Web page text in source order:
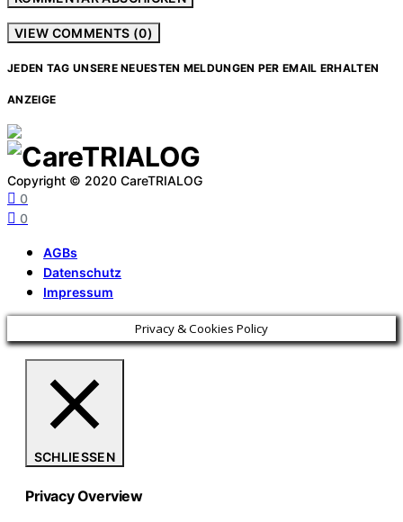
VIEW COMMENTS (0)
JEDEN TAG UNSERE NEUESTEN MELDUNGEN PER EMAIL ERHALTEN
ANZEIGE
Copyright © 2020 CareTRIALOG
0
0
AGBs
Datenschutz
Impressum
Privacy & Cookies Policy
SCHLIESSEN
Privacy Overview